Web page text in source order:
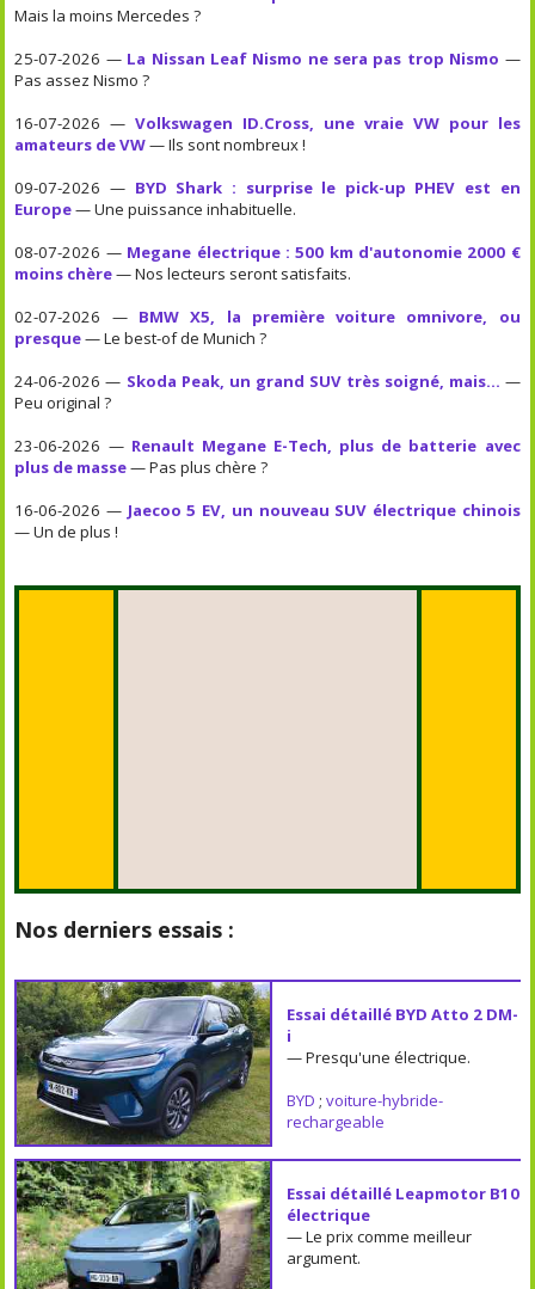
Mais la moins Mercedes ?
25-07-2026 — La Nissan Leaf Nismo ne sera pas trop Nismo —
Pas assez Nismo ?
16-07-2026 —Volkswagen ID.Cross, une vraie VW pour les
amateurs de VW— Ils sont nombreux !
09-07-2026 — BYD Shark : surprise le pick-up PHEV est en
Europe— Une puissance inhabituelle.
08-07-2026 — Megane électrique : 500 km d'autonomie 2000 €
moins chère— Nos lecteurs seront satisfaits.
02-07-2026 — BMW X5, la première voiture omnivore, ou
presque— Le best-of de Munich ?
24-06-2026 — Skoda Peak, un grand SUV très soigné, mais... —
Peu original ?
23-06-2026 — Renault Megane E-Tech, plus de batterie avec
plus de masse— Pas plus chère ?
16-06-2026 — Jaecoo 5 EV, un nouveau SUV électrique chinois
— Un de plus !
Nos derniers essais :
Essai détaillé BYD Atto 2 DM-
i
— Presqu'une électrique.
BYD ; voiture-hybride-
rechargeable
Essai détaillé Leapmotor B10
électrique
— Le prix comme meilleur
argument.